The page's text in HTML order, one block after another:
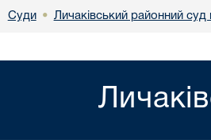
Суди • Личаківський районний